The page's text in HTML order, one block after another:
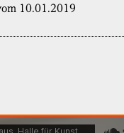
10.01.2019